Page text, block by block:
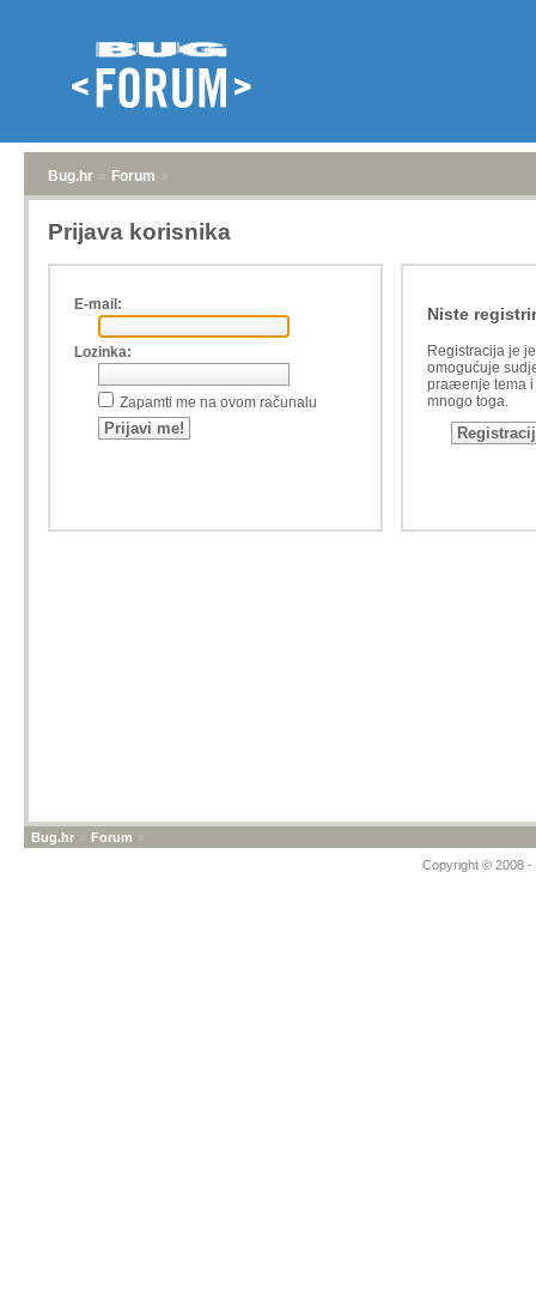
Bug.hr » Forum »
Prijava korisnika
E-mail:
Lozinka:
Zapamti me na ovom računalu
Niste
Registracija je
omogućuje
praæenje tema i
mnogo toga.
Bug.hr » Forum »
Copyright © 2008 -